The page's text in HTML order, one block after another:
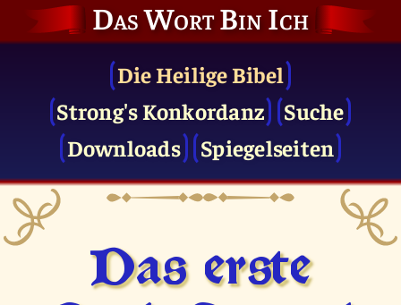
Das Wort Bin Ich
Die Heilige Bibel
Strong's Konkordanz
Suche
Downloads
Spiegelseiten
Das erste